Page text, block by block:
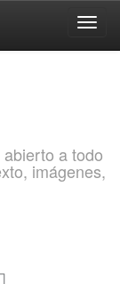
a todo
imágenes,